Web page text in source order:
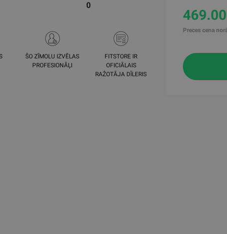
0
ŠO ZĪMOLU IZVĒLAS
PROFESIONĀĻI
FITSTORE IR
OFICIĀLAIS
RAŽOTĀJA DĪLERIS
Preces cena